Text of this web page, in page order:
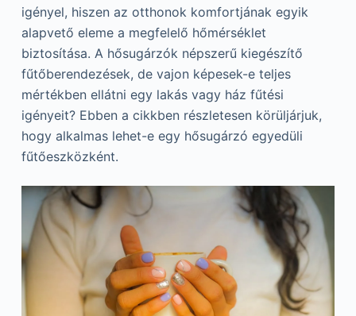
igényel, hiszen az otthonok komfortjának egyik
alapvető eleme a megfelelő hőmérséklet
biztosítása. A hősugárzók népszerű kiegészítő
fűtőberendezések, de vajon képesek-e teljes
mértékben ellátni egy lakás vagy ház fűtési
igényeit? Ebben a cikkben részletesen körüljárjuk,
hogy alkalmas lehet-e egy hősugárzó egyedüli
fűtőeszközként.